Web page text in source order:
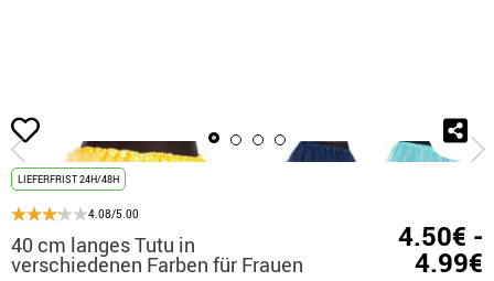
Beginn 40 cm langes Tutu in verschiedenen Farben für
LIEFERFRIST 24H/48H
4.08/5.00
40 cm langes Tutu in
verschiedenen Farben für Frauen
4.50€ -
4.99€